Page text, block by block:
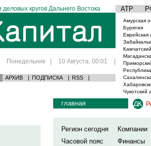
кругов Дальнего Востока АТР
Понедельник | 10 Августа, 00:01 |
АРХИВ | ПОДПИСКА | RSS |
Амурская
Бурятия
Еврейская
Чукотский
главная
Регион сегодня
Компании
Часовой пояс
Финансы